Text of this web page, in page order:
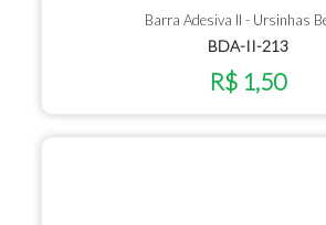
Barra Adesiva II - Ursinhas
BDA-II-213
R$ 1,50